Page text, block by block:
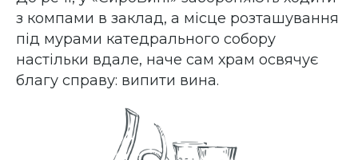
з компами в заклад, а місце розташування
під мурами катедрального собору
настільки вдале, наче сам храм освячує
благу справу: випити вина.